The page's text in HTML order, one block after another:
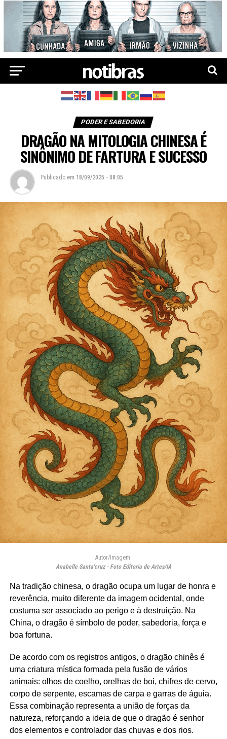
PODER E SABEDORIA
DRAGÃO NA MITOLOGIA CHINESA É
SINÔNIMO DE FARTURA E SUCESSO
Publicado em 18/09/2025 - 08:05
Autor/Imagem:
Anabelle Santa'cruz - Foto Editoria de Artes/IA
Na tradição chinesa, o dragão ocupa um lugar de honra e
reverência, muito diferente da imagem ocidental, onde
costuma ser associado ao perigo e à destruição. Na
China, o dragão é símbolo de poder, sabedoria, força e
boa fortuna.
De acordo com os registros antigos, o dragão chinês é
uma criatura mística formada pela fusão de vários
animais: olhos de coelho, orelhas de boi, chifres de cervo,
corpo de serpente, escamas de carpa e garras de águia.
Essa combinação representa a união de forças da
natureza, reforçando a ideia de que o dragão é senhor
dos elementos e controlador das chuvas e dos rios.